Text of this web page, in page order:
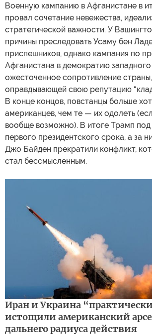
Военную кампанию в Афганистане в
провал сочетание невежества,
стратегической важности. У
причины преследовать Усаму бен
приспешников, однако кампания по
Афганистана в демократию
ожесточенное сопротивление
оправдывающей свою репутацию
В конце концов, повстанцы больше
американцев, чем те — их одолеть
вообще возможно). В итоге Трамп под
первого президентского срока, а за
Джо Байден прекратили конфликт,
стал бессмысленным.
Иран и Украина
истощили американский
дальнего радиуса действия